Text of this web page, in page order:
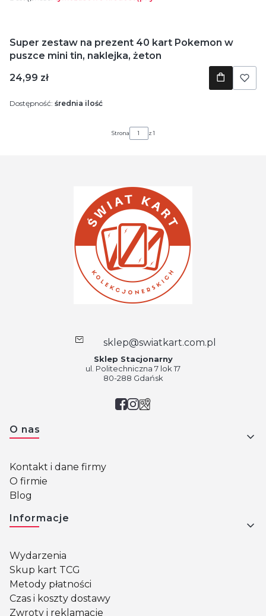
Super zestaw na prezent 40 kart Pokemon w
puszce mini tin, naklejka, żeton
Cena
24,99 zł
Dostępność: średnia ilość
Strona z 1
sklep@swiatkart.com.pl
Sklep Stacjonarny
ul. Politechniczna 7 lok 17
80-288 Gdańsk
Linki w stopce
O nas
Kontakt i dane firmy
O firmie
Blog
Informacje
Wydarzenia
Skup kart TCG
Metody płatności
Czas i koszty dostawy
Zwroty i reklamacje